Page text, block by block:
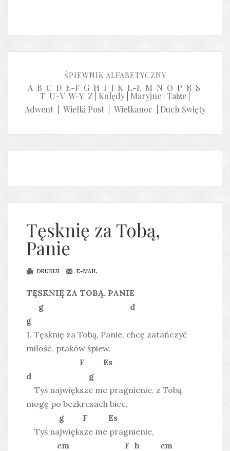
ŚPIEWNIK ALFABETYCZNY
A B C D E-F G H I J K L-Ł M N O P R S
T U-V W-Y Z Kolędy Maryjne Taize
Adwent| Wielki Post| Wielkanoc Duch Święty
Tęsknię za Tobą,
Panie
DRUKUJ E-MAIL
TĘSKNIĘ ZA TOBĄ, PANIE
g d
g
1. Tęsknię za Tobą, Panie, chcę zatańczyć
miłość, ptaków śpiew.
F Es
d g
Tyś największe me pragnienie, z Tobą
mogę po bezkresach biec,
g F Es
Tyś największe me pragnienie,
cm F h cm